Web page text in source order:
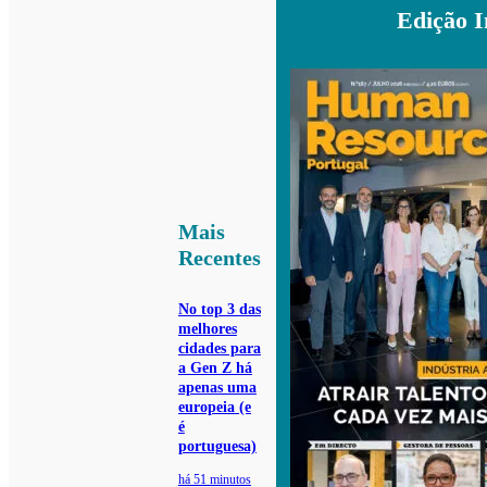
Mais
Recentes
No top 3 das
melhores
cidades para
a Gen Z há
apenas uma
europeia (e
é
portuguesa)
há 51 minutos
Edição